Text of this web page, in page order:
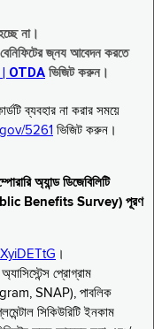
না।
জ্নয আবেদন করতে
OTDA ভিজিট করুন।
ব্যবহার না করার সময়ে
5261 ভিজিট করুন।
অ্যান্ড ডিজেবিলিটি
(Public Benefits Survey) পূরণ
।
প্রোগ্রাম
SNAP), পাবলিক
সিকিউরিটি ইনকাম